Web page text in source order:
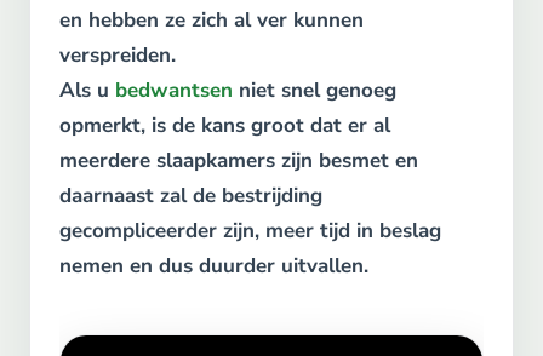
en hebben ze zich al ver kunnen
verspreiden.
Als u bedwantsen niet snel genoeg
opmerkt, is de kans groot dat er al
meerdere slaapkamers zijn besmet en
daarnaast zal de bestrijding
gecompliceerder zijn, meer tijd in beslag
nemen en dus duurder uitvallen.